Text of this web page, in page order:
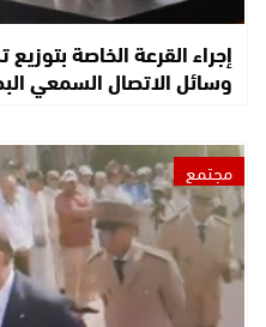
إجراء القرعة الخاصة
وسائل الاتصال السمعي
مجتمع